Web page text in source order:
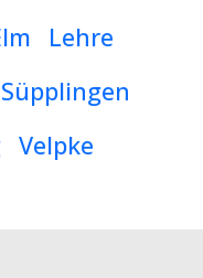
Lehre
Süpplingen
Velpke